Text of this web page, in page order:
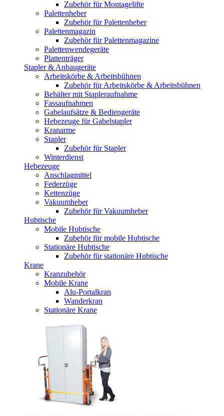
Zubehör für Montagelifte
Palettenheber
Zubehör für Palettenheber
Palettenmagazin
Zubehör für Palettenmagazine
Palettenwendegeräte
Plattenträger
Stapler & Anbaugeräte
Arbeitskörbe & Arbeitsbühnen
Zubehör für Arbeitskörbe & Arbeitsbühnen
Behälter mit Stapleraufnahme
Fassaufnahmen
Gabelaufsätze & Bediengeräte
Hebezeuge für Gabelstapler
Kranarme
Stapler
Zubehör für Stapler
Winterdienst
Hebezeuge
Anschlagmittel
Federzüge
Kettenzüge
Vakuumheber
Zubehör für Vakuumheber
Hubtische
Mobile Hubtische
Zubehör für mobile Hubtische
Stationäre Hubtische
Zubehör für stationäre Hubtische
Krane
Kranzubehör
Mobile Krane
Alu-Portalkran
Wanderkran
Stationäre Krane